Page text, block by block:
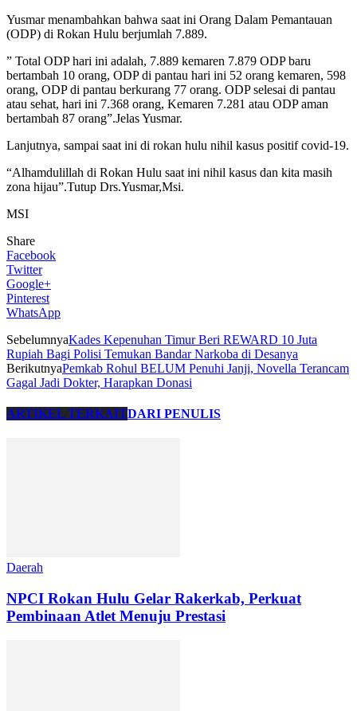
Yusmar menambahkan bahwa saat ini Orang Dalam Pemantauan
(ODP) di Rokan Hulu berjumlah 7.889.
” Total ODP hari ini adalah, 7.889 kemaren 7.879 ODP baru
bertambah 10 orang, ODP di pantau hari ini 52 orang kemaren, 598
orang, ODP di pantau berkurang 77 orang. ODP selesai di pantau
atau sehat, hari ini 7.368 orang, Kemaren 7.281 atau ODP aman
bertambah 87 orang”.Jelas Yusmar.
Lanjutnya, sampai saat ini di rokan hulu nihil kasus positif covid-19.
“Alhamdulillah di Rokan Hulu saat ini nihil kasus dan kita masih
zona hijau”.Tutup Drs.Yusmar,Msi.
MSI
Share
Facebook
Twitter
Google+
Pinterest
WhatsApp
SebelumnyaKades Kepenuhan Timur Beri REWARD 10 Juta
Rupiah Bagi Polisi Temukan Bandar Narkoba di Desanya
BerikutnyaPemkab Rohul BELUM Penuhi Janji, Novella Terancam
Gagal Jadi Dokter, Harapkan Donasi
ARTIKEL TERKAITDARI PENULIS
Daerah
NPCI Rokan Hulu Gelar Rakerkab, Perkuat
Pembinaan Atlet Menuju Prestasi